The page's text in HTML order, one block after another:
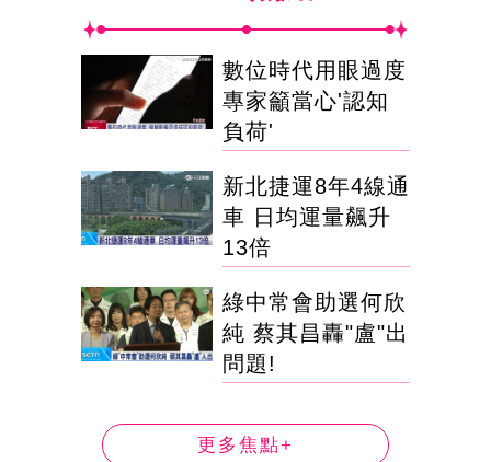
數位時代用眼過度
專家籲當心'認知
負荷'
新北捷運8年4線通
車 日均運量飆升
13倍
綠中常會助選何欣
純 蔡其昌轟"盧"出
問題!
更多焦點+